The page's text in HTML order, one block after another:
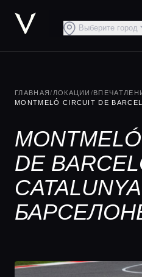
Выберите город
ГЛАВНАЯ/ ЛОКАЦИИ /
MONTMELÓ CIRCUIT DE
DE